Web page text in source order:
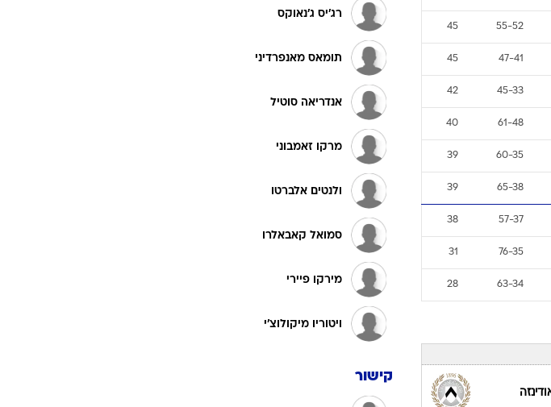
לונדון 2012
רוגבי וקריקט
ביליארד
55-52
45
47-41
45
45-33
42
61-48
40
60-35
39
65-38
39
57-37
38
76-35
31
63-34
28
רג'יס ג'נאוקס
תומאס מאנפרדיני
אנדריאה סוטיל
מרקו זאמבוני
ולנטים אלברטו
סמואל קאבאלרו
מירקו פיירי
ויטוריו מיקולוצ'י
קישור